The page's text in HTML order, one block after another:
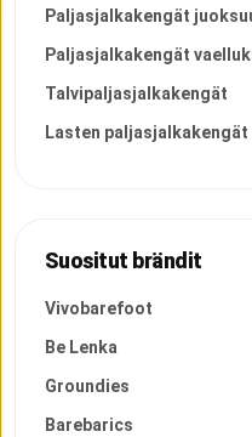
Paljasjalkakengät
Paljasjalkakengät
Talvipaljasjalkakengät
Lasten paljasjalkakengät
Suositut brändit
Vivobarefoot
Be Lenka
Groundies
Barebarics